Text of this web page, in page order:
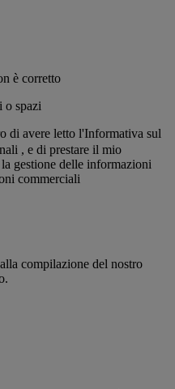
è corretto
o spazi
di avere letto l'Informativa sul
, e di prestare il mio
gestione delle informazioni
commerciali
compilazione del nostro